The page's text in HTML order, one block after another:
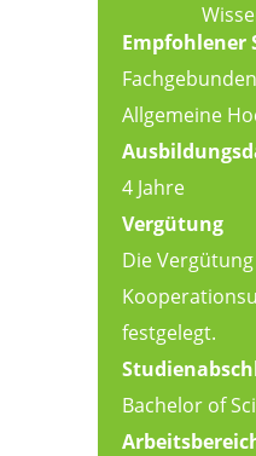
Empfohlener
Allgemeine
4 Jahre
Vergütung
Die
festgelegt.
Bachelor of